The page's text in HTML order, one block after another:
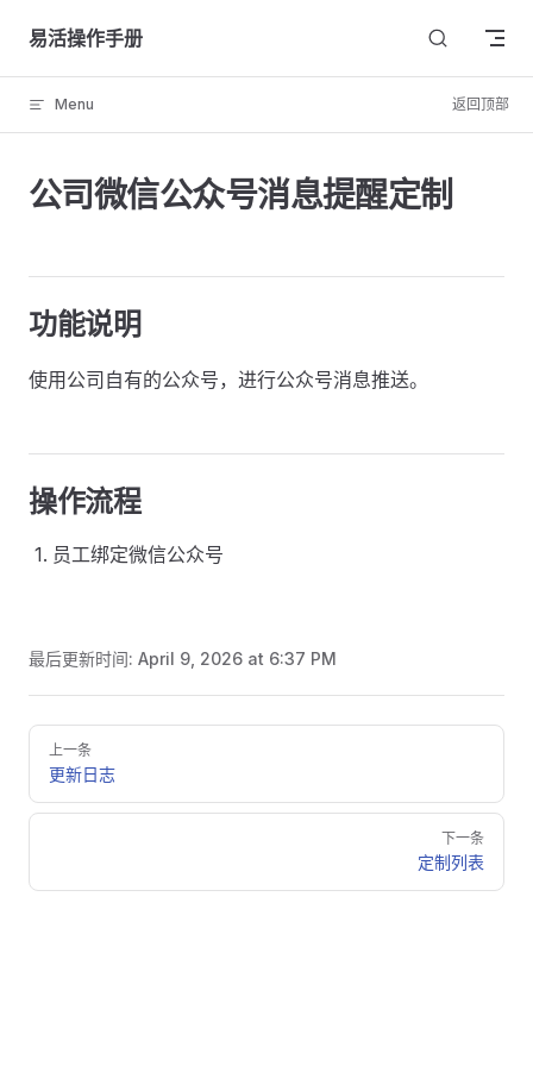
Skip to content
易活操作手册
Menu 返回顶部
公司微信公众号消息提醒定制
功能说明
使用公司自有的公众号，进行公众号消息推送。
操作流程
员工绑定微信公众号
最后更新时间: April 9, 2026 at 6:37 PM
Pager
上一条
更新日志
下一条
定制列表